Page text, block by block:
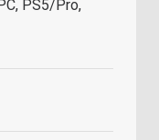
PS5/Pro,